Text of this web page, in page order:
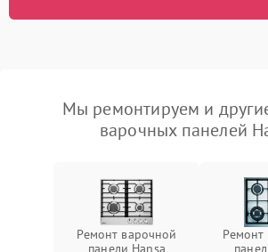
Мы ремонтируем и
варочных панелей
Ремонт варочной
панели Hansa
Ремонт